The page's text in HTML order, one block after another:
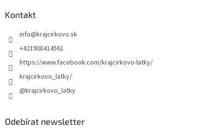
Kontakt
info@krajcirkovo.sk
+421908414561
https://www.facebook.com/krajcirkovo-latky/
krajcirkovo_latky/
@krajcirkovo_latky
Odebírat newsletter